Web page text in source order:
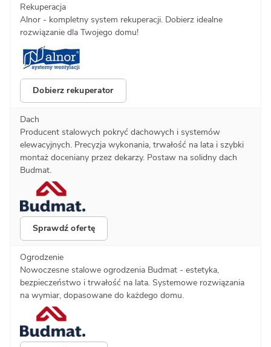
Rekuperacja
Alnor - kompletny system rekuperacji. Dobierz idealne
rozwiązanie dla Twojego domu!
Dobierz rekuperator
Dach
Producent stalowych pokryć dachowych i systemów
elewacyjnych. Precyzja wykonania, trwałość na lata i szybki
montaż doceniany przez dekarzy. Postaw na solidny dach
Budmat.
Sprawdź ofertę
Ogrodzenie
Nowoczesne stalowe ogrodzenia Budmat - estetyka,
bezpieczeństwo i trwałość na lata. Systemowe rozwiązania
na wymiar, dopasowane do każdego domu.